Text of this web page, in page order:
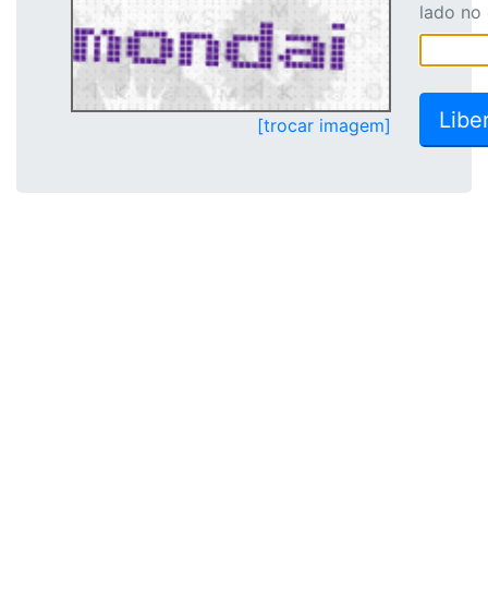
[trocar imagem]
lado no